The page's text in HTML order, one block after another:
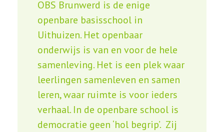
OBS Brunwerd is de enige
openbare basisschool in
Uithuizen. Het openbaar
onderwijs is van en voor de hele
samenleving. Het is een plek waar
leerlingen samenleven en samen
leren, waar ruimte is voor ieders
verhaal. In de openbare school is
democratie geen ‘hol begrip’. Zij